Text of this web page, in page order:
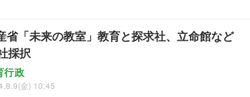
省「未来の教室」教育と探求社、立命館など
採択
行政
金) 10:45